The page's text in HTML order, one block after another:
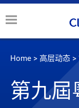
Home > 高层动态 >
第九屆